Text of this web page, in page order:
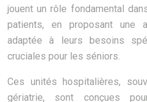
jouent un rôle fondamental
patients, en proposant une
adaptée à leurs besoins
cruciales pour les séniors.
Ces unités hospitalières,
gériatrie, sont conçues